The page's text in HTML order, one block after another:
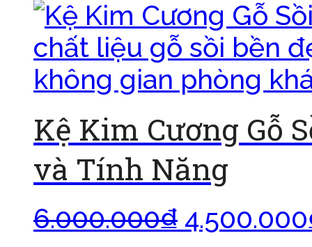
Kệ Kim Cương Gỗ
và Tính Năng
6.000.000₫ 4.500.000